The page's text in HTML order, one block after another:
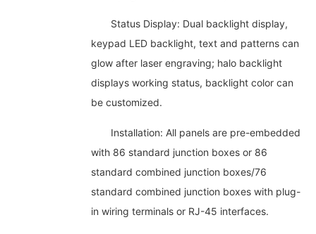
Status Display: Dual backlight display,
keypad LED backlight, text and patterns can
glow after laser engraving; halo backlight
displays working status, backlight color can
be customized.
Installation: All panels are pre-embedded
with 86 standard junction boxes or 86
standard combined junction boxes/76
standard combined junction boxes with plug-
in wiring terminals or RJ-45 interfaces.